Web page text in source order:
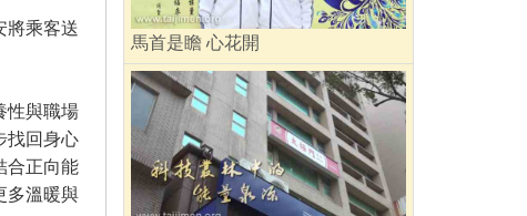
將乘客送
與職場
找回身心
合正向能
多溫暖與
馬首是瞻 心花開